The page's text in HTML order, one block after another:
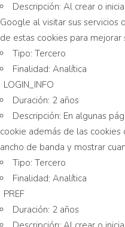
Descripción: Al crear o
Google al visitar sus servicios
de estas cookies para mejorar
Tipo: Tercero
Finalidad: Analítica
LOGIN_INFO
Duración: 2 años
Descripción: En algunas
cookie además de las
ancho de banda y mostrar
Tipo: Tercero
Finalidad: Analítica
PREF
Duración: 2 años